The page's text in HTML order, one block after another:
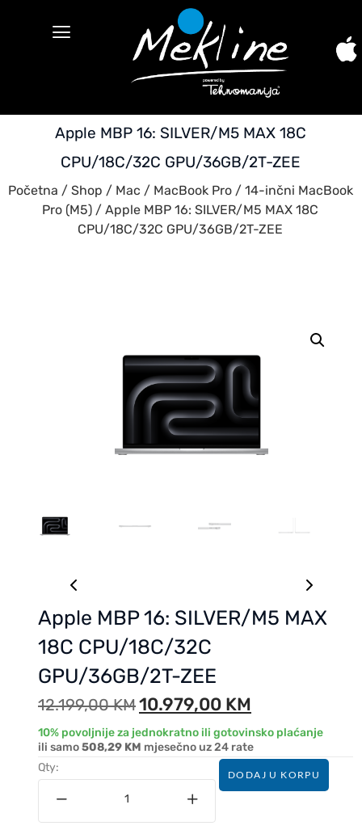
Apple MBP 16: SILVER/M5 MAX 18C
CPU/18C/32C GPU/36GB/2T-ZEE
Početna / Shop / Mac / MacBook Pro/ 14-inčni MacBook
Pro (M5) / Apple MBP 16: SILVER/M5 MAX 18C
CPU/18C/32C GPU/36GB/2T-ZEE
Apple MBP 16: SILVER/M5 MAX
18C CPU/18C/32C
GPU/36GB/2T-ZEE
12.199,00KM10.979,00 KM
10% povoljnije za jednokratno ili gotovinsko plaćanje
ili samo508,29 KM mjesečno uz 24 rate
Qty:
DODAJ U KORPU